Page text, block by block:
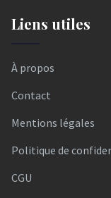
Liens utiles
À propos
Contact
Mentions légales
Politique de
CGU